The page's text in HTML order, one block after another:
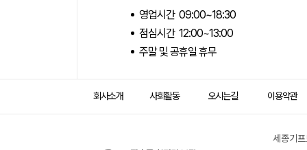
영업시간 09:00~18:30
점심시간 12:00~13:00
주말 및 공휴일 휴무
회사소개 사회활동 오시는길 이용약관
세종기